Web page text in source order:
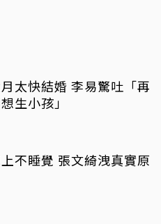
婚 李易驚吐「再
生小孩」
張文綺洩真實原